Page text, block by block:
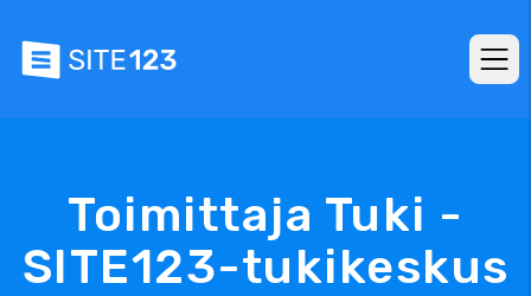
Toimittaja Tuki -
SITE123-tukikeskus